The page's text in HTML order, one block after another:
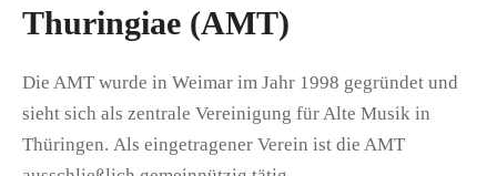
Thuringiae (AMT)
Die AMT wurde in Weimar im Jahr 1998 gegründet und
sieht sich als zentrale Vereinigung für Alte Musik in
Thüringen. Als eingetragener Verein ist die AMT